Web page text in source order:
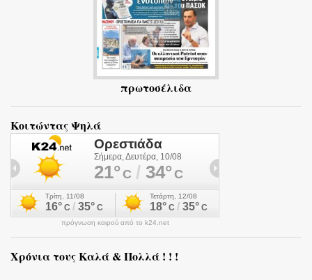
πρωτοσέλιδα
Κοιτώντας Ψηλά
πρόγνωση καιρού από το k24.net
Χρόνια τους Καλά & Πολλά ! ! !